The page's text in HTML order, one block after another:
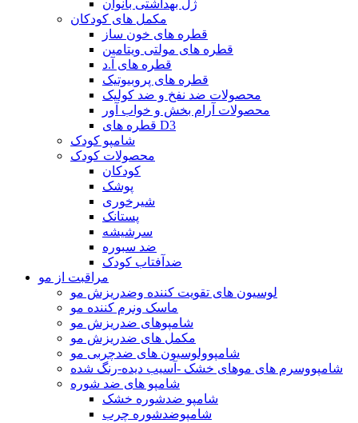
ژل بهداشتی بانوان
مکمل های کودکان
قطره های خون ساز
قطره های مولتی ویتامین
قطره های آ.د
قطره های پروبیوتیک
محصولات ضد نفخ و ضد کولیک
محصولات آرام بخش و خواب آور
قطره های D3
شامپو کودک
محصولات کودک
کودکان
پوشک
شیرخوری
پستانک
سرشیشه
ضد سبوره
ضدآفتاب کودک
مراقبت از مو
لوسیون های تقویت کننده وضدریزش مو
ماسک ونرم کننده مو
شامپوهای ضدریزش مو
مکمل های ضدریزش مو
شامپوولوسیون های ضدچربی مو
شامپووسرم های موهای خشک -آسیب دیده-رنگ شده
شامپو های ضد شوره
شامپو ضدشوره خشک
شامپوضدشوره چرب